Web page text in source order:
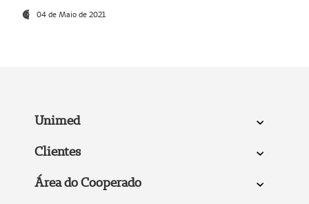
04 de Maio de 2021
Unimed
Clientes
Área do Cooperado